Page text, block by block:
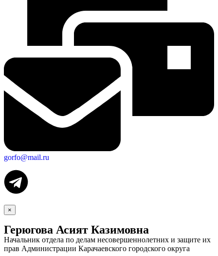
gorfo@mail.ru
×
Герюгова Асият Казимовна
Начальник отдела по делам несовершеннолетних и защите их
прав Администрации Карачаевского городского округа